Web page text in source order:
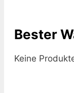
Bester
Keine